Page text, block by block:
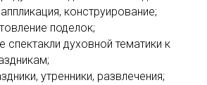
конструирование;
поделок;
спектакли духовной тематики к
утренники, развлечения;